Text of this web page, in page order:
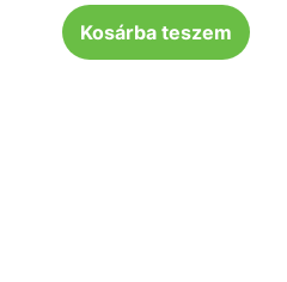
Kosárba teszem